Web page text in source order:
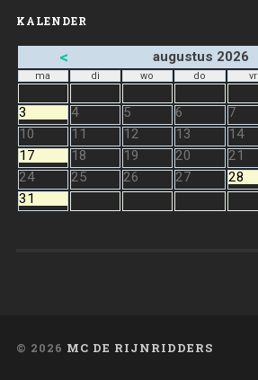
KALENDER
< augustus 2026
ma di wo do vr
3
4 5 6 7
10
11 12 13 14
17
18 19 20 21
24
25 26 27 28
31
© 2026 MC DE RIJNRIDDERS